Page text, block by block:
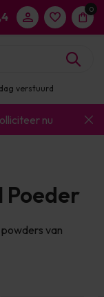
0
merken
nu
Poeder
van